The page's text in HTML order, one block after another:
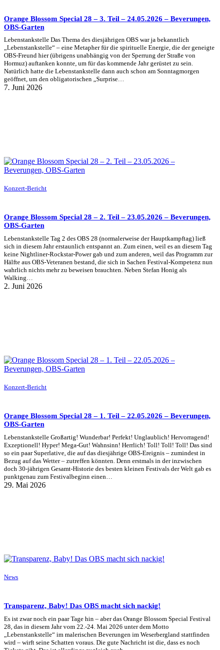
Orange Blossom Special 28 – 3. Teil – 24.05.2026 – Beverungen,
OBS-Garten
Lebenstankstelle Das Thema des diesjährigen OBS war ja bekanntlich
„Lebenstankstelle“ – eine Metapher für die spirituelle Energie, die der geneigte
OBS-Freund hier (übrigens unabhängig von der Sperrung der Straße von
Hormuz) auftanken konnte, um für das kommende Jahr gerüstet zu sein.
Natürlich hatte die Lebenstankstelle dann auch schon am Sonntagmorgen
geöffnet, um den obligatorischen „Surprise…
7. Juni 2026
Konzert-Bericht
Orange Blossom Special 28 – 2. Teil – 23.05.2026 – Beverungen,
OBS-Garten
Lebenstankstelle Tag 2 des OBS 28 (normalerweise der Hauptkampftag) ließ
sich in diesem Jahr erstaunlich entspannt an. Zum einen, weil es an diesem Tag
keine Nightliner-Rockstar-Power gab und zum anderen, weil das Programm zur
Hälfte aus OBS-Veteranen bestand, die sich in Sachen Festival-Kompetenz nun
wahrlich nichts mehr zu beweisen brauchten. Neben Stefan Honig als
Walking…
2. Juni 2026
Konzert-Bericht
Orange Blossom Special 28 – 1. Teil – 22.05.2026 – Beverungen,
OBS-Garten
Lebenstankstelle Großartig! Wunderbar! Perfekt! Unglaublich! Hervorragend!
Exzeptionell! Hyper! Mega-Gut! Wahnsinn! Herrlich! Toll! Toll! Toll! Das sind
so ein paar Superlative, die auf das diesjährige OBS-Ereignis – zumindest in
Bezug auf das Wetter – zutreffen könnten. Denn erstmals in der inzwischen
doch 30-jährigen Gesamt-Historie des besten kleinen Festivals der Welt gab es
punktgenau zum Festivalbeginn einen…
29. Mai 2026
News
Transparenz, Baby! Das OBS macht sich nackig!
Es ist zwar noch ein paar Tage hin – aber das Orange Blossom Special Festival
28, das in diesem Jahr vom 22.-24. Mai 2026 unter dem Motto
„Lebenstankstelle“ im malerischen Beverungen im Weserbergland stattfinden
wird – wirft seine Schatten voraus. Die gute Nachricht ist die, dass es noch